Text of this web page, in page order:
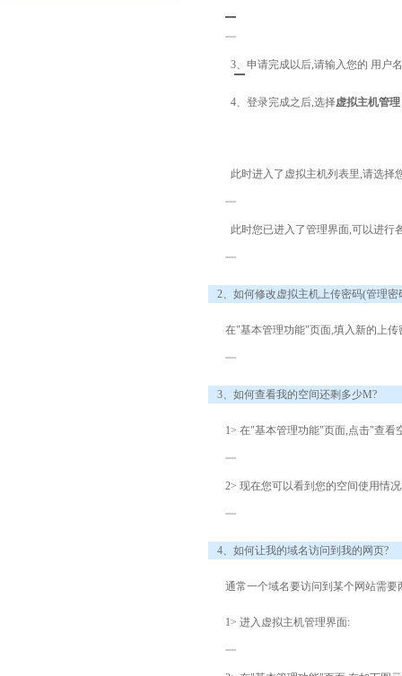
3、申请完成以后,请输入您的 用户
4、登录完成之后,选择虚拟主机管理
此时进入了虚拟主机列表里,请选择
此时您已进入了管理界面,可以进行
2、如何修改虚拟主机上传密码(管理密
在"基本管理功能"页面,填入新的上
3、如何查看我的空间还剩多少M?
1> 在"基本管理功能"页面,点击"查看
2> 现在您可以看到您的空间使用情
4、如何让我的域名访问到我的网页?
通常一个域名要访问到某个网站需
1> 进入虚拟主机管理界面: